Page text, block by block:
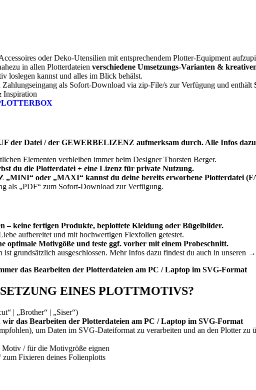
oder Deko-Utensilien mit entsprechendem Plotter-Equipment
in allen Plotterdateien verschiedene Umsetzungs-Varianten &
loslegen kannst und alles im Blick behälst.
als Sofort-Download via zip-File/s zur Verfügung und enthält
Inspiration
der Datei / der GEWERBELIZENZ aufmerksam durch. Alle Infos
Elementen verbleiben immer beim Designer Thorsten Berger.
du die Plotterdatei + eine Lizenz für private Nutzung.
„MINI“ oder „MAXI“ kannst du deine bereits erworbene Plotterdatei
als „PDF“ zum Sofort-Download zur Verfügung.
– keine fertigen Produkte, beplottete Kleidung oder Bügelbilder.
aufbereitet und mit hochwertigen Flexfolien getestet.
optimale Motivgöße und teste ggf. vorher mit einem Probeschnitt.
grundsätzlich ausgeschlossen. Mehr Infos dazu findest du auch in unseren →
das Bearbeiten der Plotterdateien am PC / Laptop im SVG-Format
EINES PLOTTMOTIVS?
| „Brother“ | „Siser“)
das Bearbeiten der Plotterdateien am PC / Laptop im SVG-Format
um Daten im SVG-Dateiformat zu verarbeiten und an den Plotter zu
Motiv / für die Motivgröße eignen
Fixieren deines Folienplotts